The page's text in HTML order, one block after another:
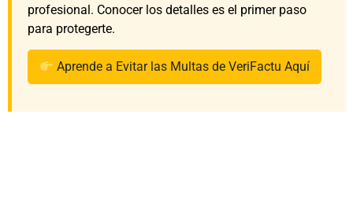
profesional. Conocer los detalles es el primer paso
para protegerte.
Aprende a Evitar las Multas de VeriFactu Aquí